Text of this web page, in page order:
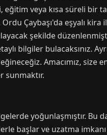
eğitim veya kısa süreli bir
Çaybaşı'da eşyalı kira
şekilde
bilgiler bulacaksınız.
Amacımız, size
sunmaktır.
yoğunlaşmıştır. Bu
başlar ve uzatma